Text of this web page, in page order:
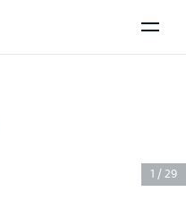
1 / 29